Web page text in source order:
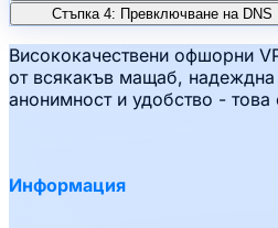
Стъпка 4: Превключване на DNS
Висококачествени офшорни
от всякакъв мащаб, надеждна
анонимност и удобство - това
Информация